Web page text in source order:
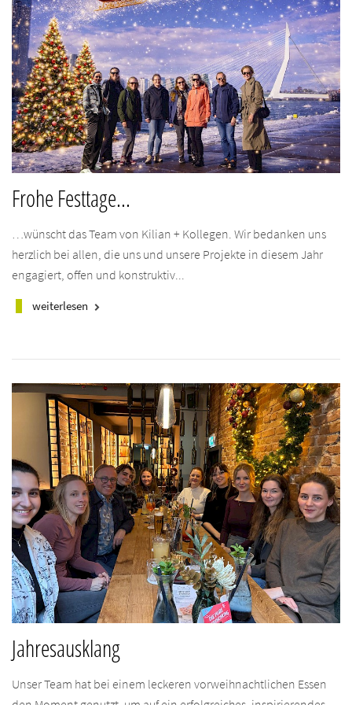
Frohe Festtage...
…wünscht das Team von Kilian + Kollegen. Wir bedanken uns
herzlich bei allen, die uns und unsere Projekte in diesem Jahr
engagiert, offen und konstruktiv...
weiterlesen keyboard_arrow_right
Jahresausklang
Unser Team hat bei einem leckeren vorweihnachtlichen Essen